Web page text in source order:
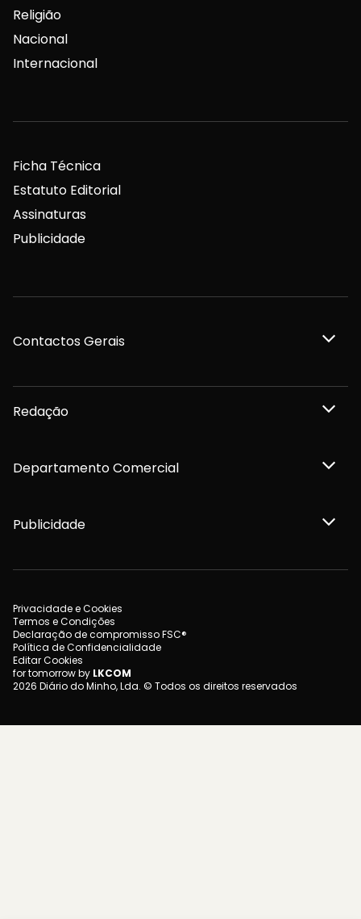
Religião
Nacional
Internacional
Ficha Técnica
Estatuto Editorial
Assinaturas
Publicidade
Contactos Gerais
Redação
Departamento Comercial
Publicidade
Privacidade e Cookies
Termos e Condições
Declaração de compromisso FSC®
Política de Confidencialidade
Editar Cookies
for tomorrow by LKCOM
2026 Diário do Minho, Lda. © Todos os direitos reservados